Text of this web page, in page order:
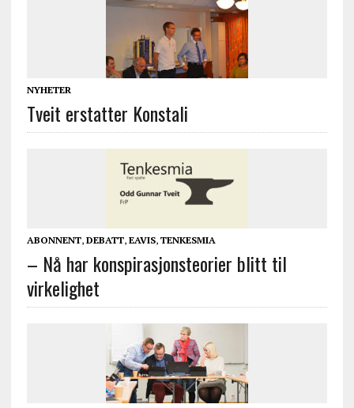
NYHETER
Tveit erstatter Konstali
ABONNENT, DEBATT, EAVIS, TENKESMIA
– Nå har konspirasjonsteorier blitt til
virkelighet